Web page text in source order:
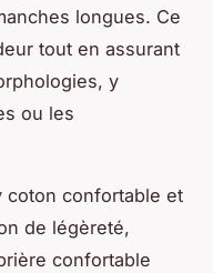
longues. Ce
tout en assurant
y
ou les
coton confortable et
de légèreté,
confortable